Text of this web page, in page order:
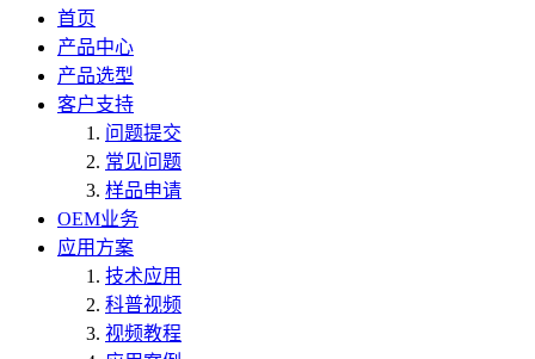
首页
产品中心
产品选型
客户支持
问题提交
常见问题
样品申请
OEM业务
应用方案
技术应用
科普视频
视频教程